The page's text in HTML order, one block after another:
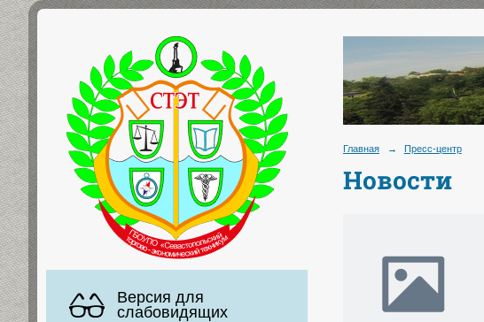
Версия для
слабовидящих
Главная → Пресс-центр
Новости